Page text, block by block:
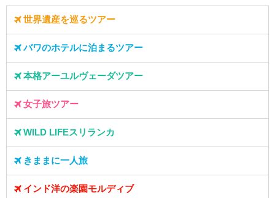
世界遺産を巡るツアー
バワのホテルに泊まるツアー
本格アーユルヴェーダツアー
女子旅ツアー
WILD LIFEスリランカ
きままに一人旅
インド洋の楽園モルディブ